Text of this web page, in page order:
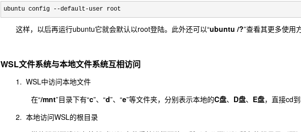
ubuntu config --default-user root
这样，以后再运行ubuntu它就会默认以root登陆。此外还可以“ubuntu /?”查看其更多使用
WSL文件系统与本地文件系统互相访问
1. WSL中访问本地文件
在“/mnt”目录下有“c”、“d”、“e”等文件夹，分别表示本地的C盘、 D盘、 E盘，直接cd
2. 本地访问WSL的根目录